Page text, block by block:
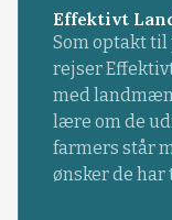
Effektivt
Som optakt
rejser
med
lære om de
farmers står
ønsker de har